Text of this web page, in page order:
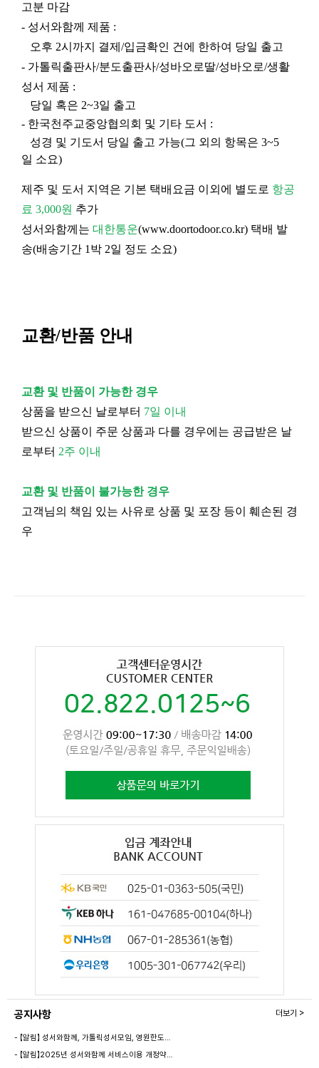
고분 마감
- 성서와함께 제품 :
오후 2시까지 결제/입금확인 건에 한하여 당일 출고
- 가톨릭출판사/분도출판사/성바오로딸/성바오로/생활
성서 제품 :
당일 혹은 2~3일 출고
- 한국천주교중앙협의회 및 기타 도서 :
성경 및 기도서 당일 출고 가능(그 외의 항목은 3~5
일 소요)
제주 및 도서 지역은 기본 택배요금 이외에 별도로 항공
료 3,000원 추가
성서와함께는 대한통운(www.doortodoor.co.kr) 택배 발
송(배송기간 1박 2일 정도 소요)
교환/반품 안내
교환 및 반품이 가능한 경우
상품을 받으신 날로부터 7일 이내
받으신 상품이 주문 상품과 다를 경우에는 공급받은 날
로부터 2주 이내
교환 및 반품이 불가능한 경우
고객님의 책임 있는 사유로 상품 및 포장 등이 훼손된 경
우
공지사항
- 【알림】 성서와함께, 가톨릭성서모임, 영원한도…
- 【알림】2025년 성서와함께 서비스이용 개정약…
더보기 >